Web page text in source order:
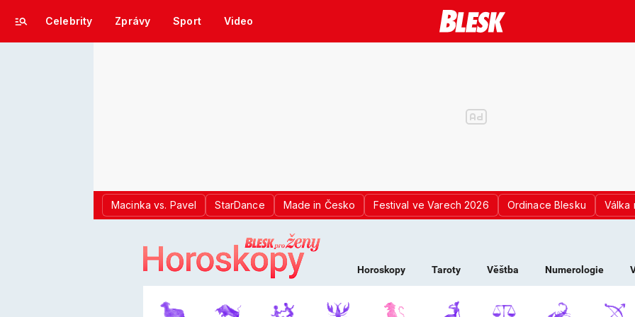
Celebrity Zprávy Sport Video
Macinka vs. Pavel StarDance Made in Česko Festival ve Varech 2026 Ordinace Blesku Válka
LOGO BLESK PRO ŽENY -
Horoskopy Taroty Věštba Numerologie